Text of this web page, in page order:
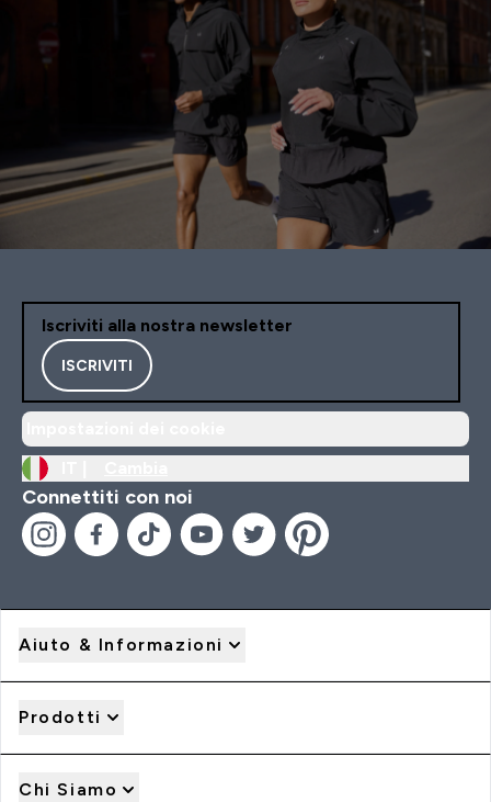
Iscriviti alla nostra newsletter
ISCRIVITI
Connettiti con noi
Aiuto & Informazioni
Prodotti
Chi Siamo